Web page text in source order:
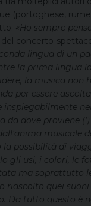
(portoghese,
« Ho sempre
concerto-
lingua di un
la prima lingua
la musica non
per essere
inspiegabilmente
da dove proviene
musicale
la possibilità di
gli usi, i colori, le
ma soprattutto
riascolto quei suoni
Da tutto questo è